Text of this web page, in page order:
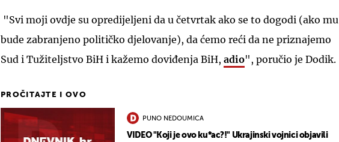
"Svi moji ovdje su opredijeljeni da u četvrtak ako se to dogodi (ako mu
bude zabranjeno političko djelovanje), da ćemo reći da ne priznajemo
Sud i Tužiteljstvo BiH i kažemo doviđenja BiH, adio", poručio je Dodik.
PROČITAJTE I OVO
PUNO NEDOUMICA
VIDEO "Koji je ovo ku*ac?!" Ukrajinski vojnici objavili